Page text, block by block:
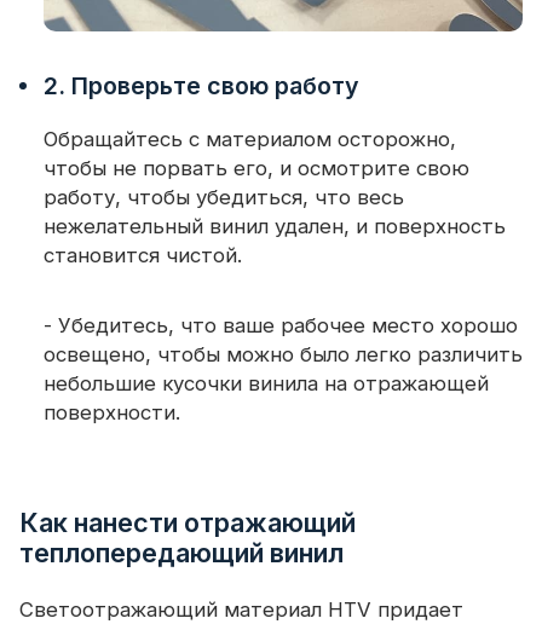
2. Проверьте свою работу
Обращайтесь с материалом осторожно,
чтобы не порвать его, и осмотрите свою
работу, чтобы убедиться, что весь
нежелательный винил удален, и поверхность
становится чистой.
- Убедитесь, что ваше рабочее место хорошо
освещено, чтобы можно было легко различить
небольшие кусочки винила на отражающей
поверхности.
Как нанести отражающий
теплопередающий винил
Светоотражающий материал HTV придает